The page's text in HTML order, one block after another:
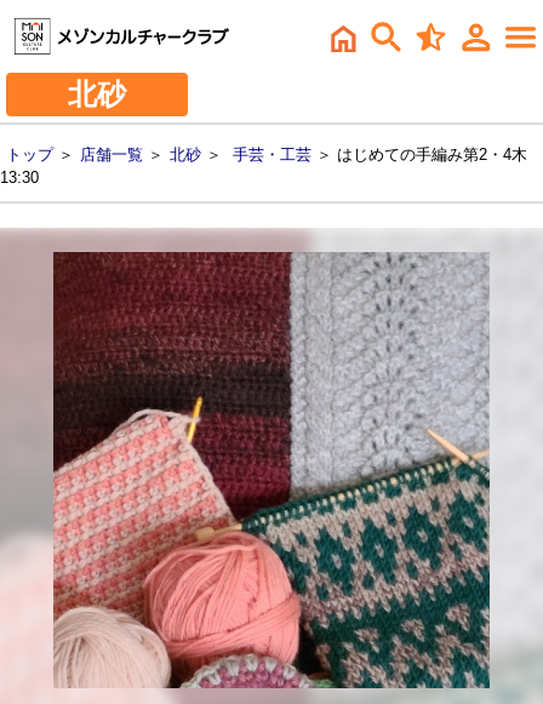
北砂
トップ＞ 店舗一覧 ＞ 北砂 ＞ 手芸・工芸 ＞ はじめての手編み第2・4木
13:30